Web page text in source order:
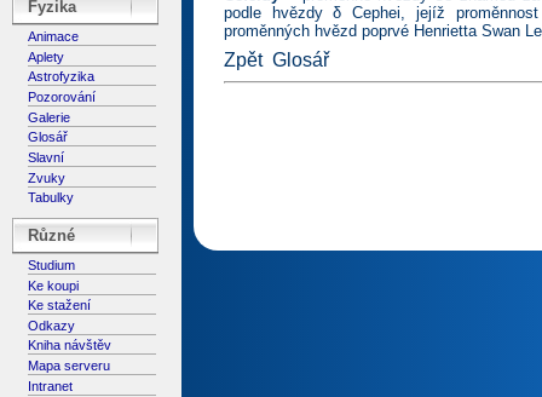
Fyzika
Animace
Aplety
Astrofyzika
Pozorování
Galerie
Glosář
Slavní
Zvuky
Tabulky
Různé
Studium
Ke koupi
Ke stažení
Odkazy
Kniha návštěv
Mapa serveru
Intranet
podle hvězdy δ Cephei, jejíž
proměnných hvězd poprvé Henrietta Swan
Zpět Glosář